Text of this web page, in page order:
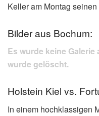
Keller am Montag
Bilder aus Bochum:
Es wurde keine
wurde gelöscht.
Holstein Kiel vs.
In einem hochklassigen